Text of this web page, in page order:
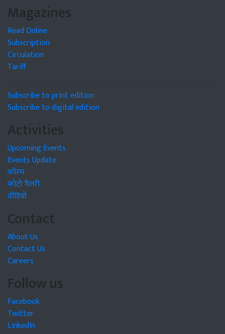
Magazines
Read Online
Subscription
Circulation
Tariff
Subscribe to print edition
Subscribe to digital edition
Activities
Upcoming Events
Events Update
फोरम
फोटो गैलरी
वीडियो
Contact
About Us
Contact Us
Careers
Follow us
Facebook
Twitter
LinkedIn